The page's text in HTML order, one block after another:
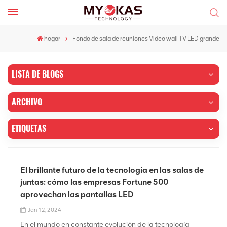
hogar Fondo de sala de reuniones Video wall TV LED grande
LISTA DE BLOGS
ARCHIVO
ETIQUETAS
El brillante futuro de la tecnología en las salas de
juntas: cómo las empresas Fortune 500
aprovechan las pantallas LED
Jan 12, 2024
En el mundo en constante evolución de la tecnología